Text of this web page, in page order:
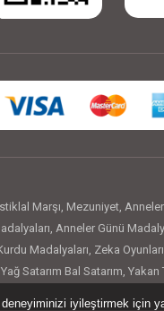
Marşı, Mezuniyet,
, Anneler Günü
Madalyaları, Zeka Oyunları
Yağ Satarım Bal Satarım, Yakan
deneyiminizi iyileştirmek için